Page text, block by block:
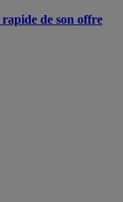
de son offre